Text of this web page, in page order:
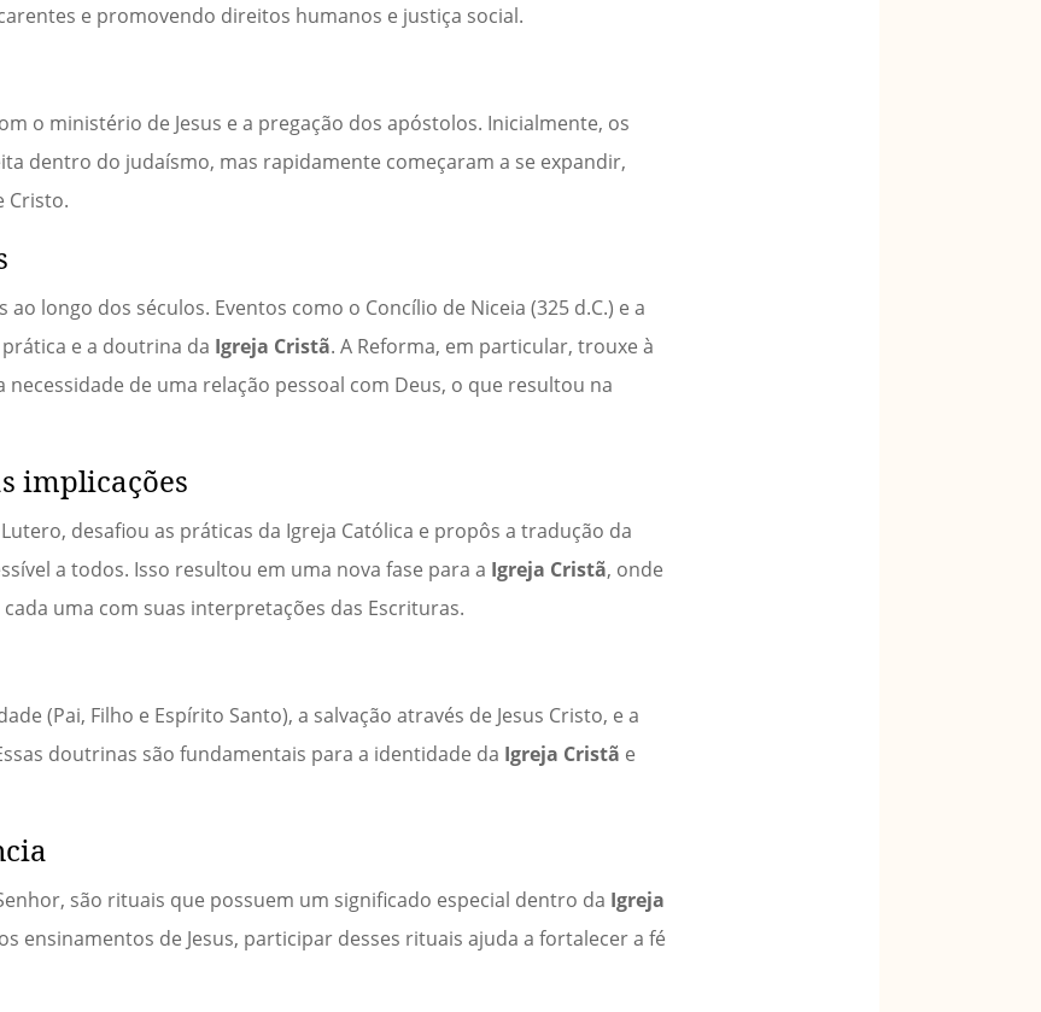
e promovendo direitos humanos e justiça social.
o ministério de Jesus e a pregação dos apóstolos. Inicialmente, os
dentro do judaísmo, mas rapidamente começaram a se expandir,
Cristo.
longo dos séculos. Eventos como o Concílio de Niceia (325 d.C.) e a
e a doutrina da Igreja Cristã. A Reforma, em particular, trouxe à
de uma relação pessoal com Deus, o que resultou na
implicações
desafiou as práticas da Igreja Católica e propôs a tradução da
a todos. Isso resultou em uma nova fase para a Igreja Cristã, onde
uma com suas interpretações das Escrituras.
(Pai, Filho e Espírito Santo), a salvação através de Jesus Cristo, e a
doutrinas são fundamentais para a identidade da Igreja Cristã e
são rituais que possuem um significado especial dentro da Igreja
ensinamentos de Jesus, participar desses rituais ajuda a fortalecer a fé